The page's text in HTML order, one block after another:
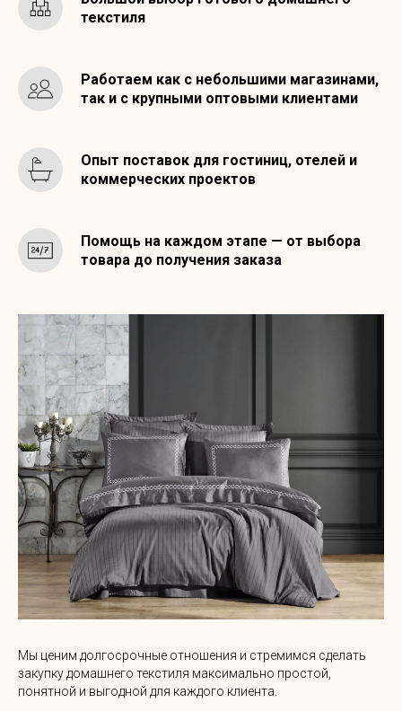
текстиля
Работаем как с небольшими магазинами,
так и с крупными оптовыми клиентами
Опыт поставок для гостиниц, отелей и
коммерческих проектов
Помощь на каждом этапе — от выбора
товара до получения заказа
Мы ценим долгосрочные отношения и стремимся сделать
закупку домашнего текстиля максимально простой,
понятной и выгодной для каждого клиента.